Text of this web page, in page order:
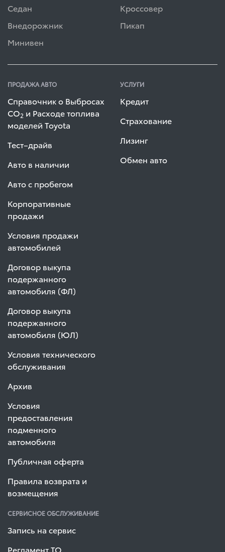
Седан
Кроссовер
Внедорожник
Пикап
Минивен
ПРОДАЖА АВТО
Справочник о Выбросах
СО2 и Расходе топлива
моделей Toyota
Тест–драйв
Авто в наличии
Авто с пробегом
Корпоративные
продажи
Условия продажи
автомобилей
Договор выкупа
подержанного
автомобиля (ФЛ)
Договор выкупа
подержанного
автомобиля (ЮЛ)
Условия технического
обслуживания
Архив
Условия
предоставления
подменного
автомобиля
Публичная оферта
Правила возврата и
возмещения
УСЛУГИ
Кредит
Страхование
Лизинг
Обмен авто
СЕРВИСНОЕ ОБСЛУЖИВАНИЕ
Запись на сервис
Регламент ТО